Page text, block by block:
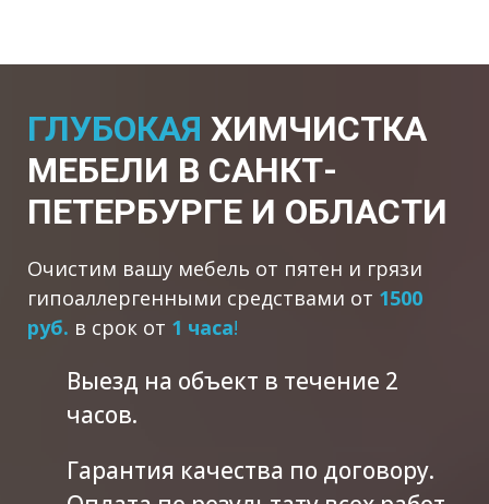
ГЛУБОКАЯ ХИМЧИСТКА
МЕБЕЛИ В САНКТ-
ПЕТЕРБУРГЕ И ОБЛАСТИ
Очистим вашу мебель от пятен и грязи
гипоаллергенными средствами от 1500
руб. в срок от 1 часа!
Выезд на объект в течение 2
часов.
Гарантия качества по договору.